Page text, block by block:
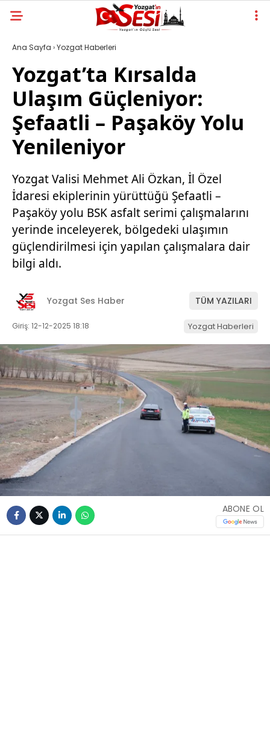
Ana Sayfa ›Yozgat Haberleri
Yozgat’ta Kırsalda
Ulaşım Güçleniyor:
Şefaatli – Paşaköy Yolu
Yenileniyor
Yozgat Valisi Mehmet Ali Özkan, İl Özel
İdaresi ekiplerinin yürüttüğü Şefaatli –
Paşaköy yolu BSK asfalt serimi çalışmalarını
yerinde inceleyerek, bölgedeki ulaşımın
güçlendirilmesi için yapılan çalışmalara dair
bilgi aldı.
Yozgat Ses Haber TÜM YAZILARI
Giriş: 12-12-2025 18:18 Yozgat Haberleri
ABONE OL